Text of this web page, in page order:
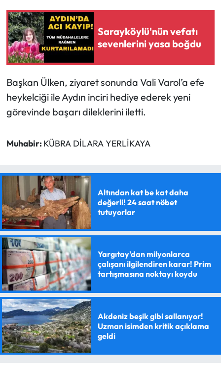
Sarayköylü'nün vefatı
sevenlerini yasa boğdu
Başkan Ülken, ziyaret sonunda Vali Varol’a efe
heykelciği ile Aydın inciri hediye ederek yeni
görevinde başarı dileklerini iletti.
Muhabir: KÜBRA DİLARA YERLİKAYA
Altından kat be kat daha
değerli! 24 saat nöbet
tutuyorlar
Yargıtay'dan milyonlarca
çalışanı ilgilendiren karar! Prim
tartışmasına noktayı koydu
Akdeniz beşik gibi sallanıyor!
Uzman isimden kritik açıklama
geldi